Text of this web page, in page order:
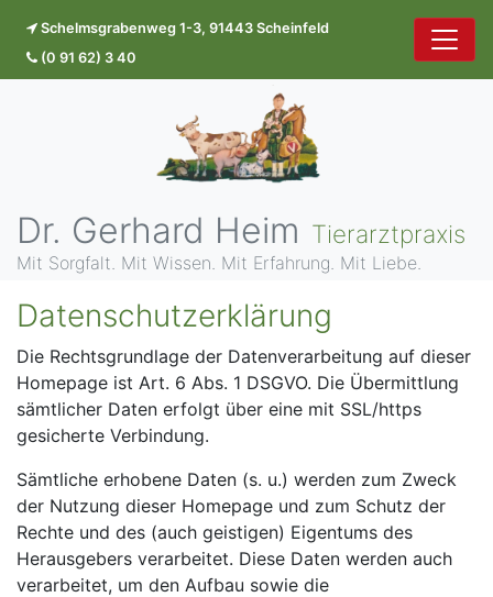
Schelmsgrabenweg 1-3, 91443 Scheinfeld
(0 91 62) 3 40
Dr. Gerhard Heim Tierarztpraxis
Mit Sorgfalt. Mit Wissen. Mit Erfahrung. Mit Liebe.
Datenschutzerklärung
Die Rechtsgrundlage der Datenverarbeitung auf dieser
Homepage ist Art. 6 Abs. 1 DSGVO. Die Übermittlung
sämtlicher Daten erfolgt über eine mit SSL/https
gesicherte Verbindung.
Sämtliche erhobene Daten (s. u.) werden zum Zweck
der Nutzung dieser Homepage und zum Schutz der
Rechte und des (auch geistigen) Eigentums des
Herausgebers verarbeitet. Diese Daten werden auch
verarbeitet, um den Aufbau sowie die